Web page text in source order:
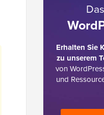
Erhalten Sie
zu unserem
von
und